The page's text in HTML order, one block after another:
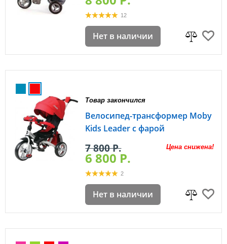
12
Нет в наличии
Товар закончился
Велосипед-трансформер Moby
Kids Leader с фарой
Цена снижена!
7 800 P.
6 800 P.
2
Нет в наличии